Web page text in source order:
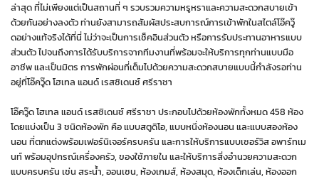
ล่าสุด ที่ไม่เพียงแต่เป็นสถานที่ ๆ รวบรวมความหรูหราและความสะดวกสบายเข้า
ด้วยกันอย่างลงตัว ท่านยังสามารถสัมผัสประสบการณ์การเข้าพักในสไตล์โอ๊ควู๊
ดอย่างแท้จริงได้ที่นี่ ไม่ว่าจะเป็นการเช็คอินส่วนตัว หรือการรับประทานอาหารแบบ
ส่วนตัว ไปจนถึงการได้รับบริการจากทีมงานที่พร้อมจะให้บริการทุกท่านแบบมือ
อาชีพ และเป็นมิตร การพักผ่อนที่เต็มไปด้วยความสะดวกสบายแบบนี้กำลังรอท่าน
อยู่ที่โอ๊ควู๊ด โฮเทล แอนด์ เรสซิเดนซ์ ศรีราชา
โอ๊ควู๊ด โฮเทล แอนด์ เรสซิเดนซ์ ศรีราชา ประกอบไปด้วยห้องพักทั้งหมด 458 ห้อง
โดยแบ่งเป็น 3 ชนิดห้องพัก คือ แบบสตูดิโอ, แบบหนึ่งห้องนอน และแบบสองห้อง
นอน ที่ตกแต่งพร้อมเฟอร์นิเจอร์ครบครัน และการให้บริการแบบเซอร์วิส อพาร์ทเม
นท์ พร้อมอุปกรณ์เครื่องครัว, ของใช้ภายใน และให้บริการสิ่งอำนวยความสะดวก
แบบครบครัน เช่น สระน้ำ, ออนเซน, ห้องเกมส์, ห้องสมุด, ห้องเด็กเล่น, ห้องออก